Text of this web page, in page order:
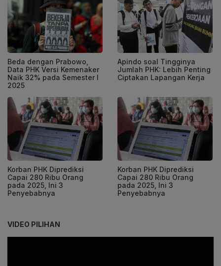
Beda dengan Prabowo,
Data PHK Versi Kemenaker
Naik 32% pada Semester I
2025
Apindo soal Tingginya
Jumlah PHK: Lebih Penting
Ciptakan Lapangan Kerja
Korban PHK Diprediksi
Capai 280 Ribu Orang
pada 2025, Ini 3
Penyebabnya
Korban PHK Diprediksi
Capai 280 Ribu Orang
pada 2025, Ini 3
Penyebabnya
VIDEO PILIHAN